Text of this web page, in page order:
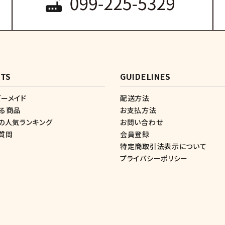
メイド
商品
人気ランキング
問
GUIDELINES
配送方法
お支払方法
お問い合わせ
会員登録
特定商取引法表示について
プライバシーポリシー